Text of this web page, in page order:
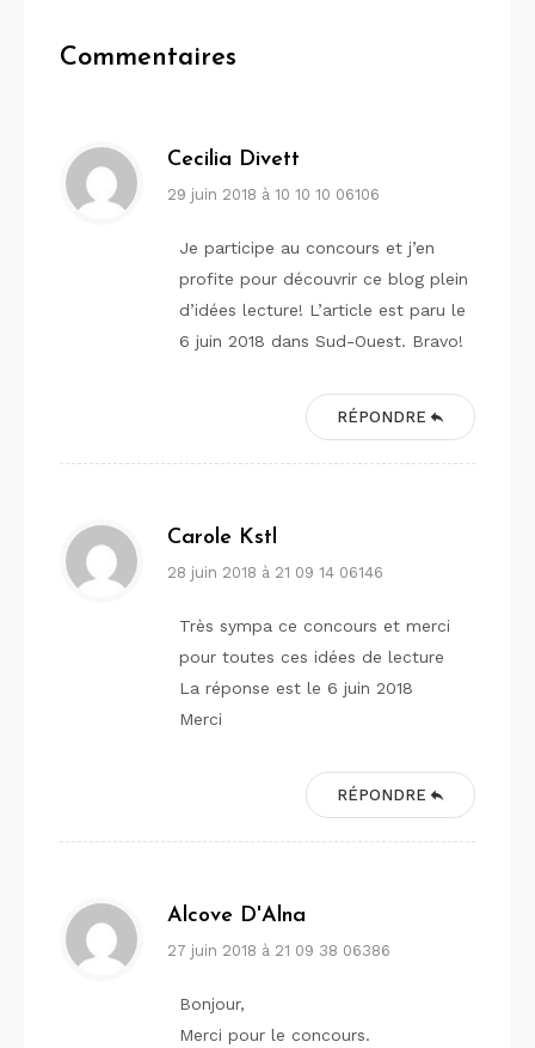
Commentaires
Cecilia Divett
29 juin 2018 à 10 10 10 06106
Je participe au concours et j’en
profite pour découvrir ce blog plein
d’idées lecture! L’article est paru le
6 juin 2018 dans Sud-Ouest. Bravo!
RÉPONDRE
Carole Kstl
28 juin 2018 à 21 09 14 06146
Très sympa ce concours et merci
pour toutes ces idées de lecture
La réponse est le 6 juin 2018
Merci
RÉPONDRE
Alcove D'Alna
27 juin 2018 à 21 09 38 06386
Bonjour,
Merci pour le concours.